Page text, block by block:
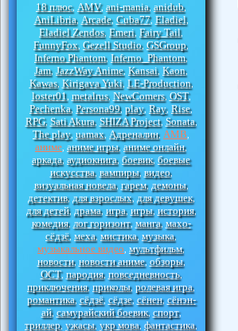
18 плюс, AMV, ani-mania, anidub,
AniLibria, Arcade, Cuba77, Eladiel,
Eladiel Zendos, Emeri, Fairy Tail,
FunnyFox, Gezell Studio, GSGroup,
Inferno Phantom, Inferno_Phantom,
Jam, JazzWay Anime, Kansai, Kaon,
Kawas, Kirigava Yuki, LE-Production,
loster01, metalrus, NewComers, OST,
Pechenka, Persona99, play, Ray, Rise,
RPG, Sati Akura, SHIZA Project, Sonata,
The play, uamax, Адреналин, АМВ
аниме аниме игры, аниме онлайн,
аркада, аудиокнига, боевик, боевые
искусства, вампиры, видео,
визуальная новела, гарем, демоны,
детектив, для взрослых, для девушек,
для детей, драма, игра, игры, история,
комедия, лог горизонт, манга, махо-
сёдзё, меха, мистика, музыка,
музыкальное видео мультфильм,
новости, новости аниме, обзоры,
ОСТ, пародия, повседневность,
приключения, приколы, ролевая игра,
романтика, сёдзё, сёдзе, сёнен, сёнэн-
ай, самурайский боевик, спорт,
триллер, ужасы, укр мова, фантастика,